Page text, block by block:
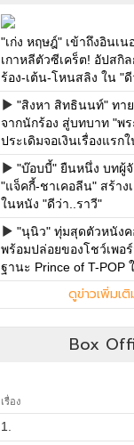
"เก่ง หฤษฎ์" เข้าถึงอินเ
เกาหลีตัวซีเคร็ต! อัปสกิ
ร้อง-เต้น-โหนสลิง ใน "ดี
"สิงหา สิทธินนท์" ทา
จากนักร้อง สู่บทบาท "พร
ประเดิมจอเงินเรื่องแรก
"บ๊อบบี้" ยืนหนึ่ง บทผู้
"แจ็คกี้-ชาเคอลีน" สร้า
ในหนัง "ดีว่า..ราวี"
"นุนิว" ทุ่มสุดตัวหนังค
พร้อมปล่อยของโชว์เพอ
ฐานะ Prince of T-POP
ดูข่าวเพิ่มเติ
Box
เรื่อง
1.